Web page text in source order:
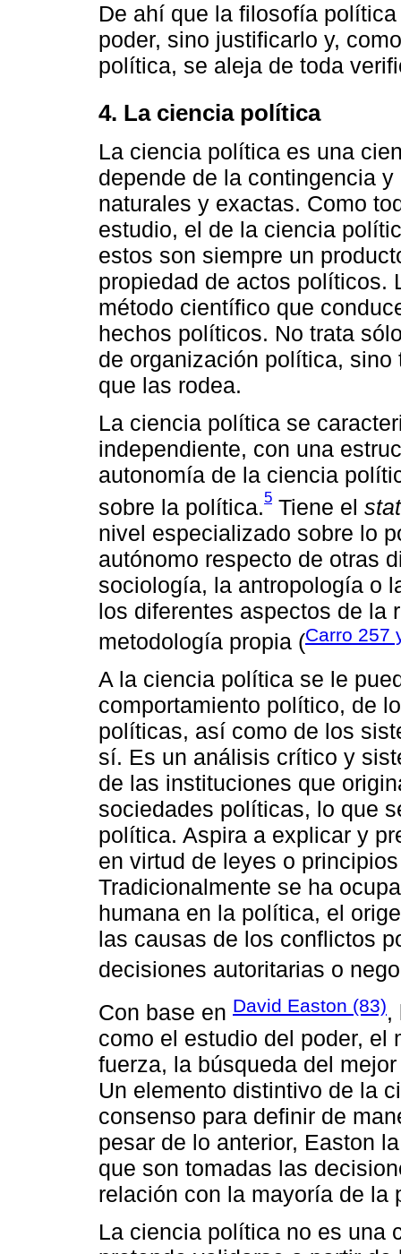
De ahí que la filosofía
poder, sino justificarlo y,
política, se aleja de toda
4. La ciencia política
La ciencia política es una
depende de la contingencia
naturales y exactas. Como
estudio, el de la ciencia
estos son siempre un
propiedad de actos políticos.
método científico que
hechos políticos. No trata
de organización política,
que las rodea.
La ciencia política se
independiente, con una
autonomía de la ciencia
sobre la política.5 Tiene el
nivel especializado sobre lo
autónomo respecto de otras
sociología, la antropología o
los diferentes aspectos de la
metodología propia (Carro 257
A la ciencia política se le
comportamiento político, de
políticas, así como de los
sí. Es un análisis crítico y
de las instituciones que
sociedades políticas, lo que
política. Aspira a explicar y
en virtud de leyes o
Tradicionalmente se ha
humana en la política, el
las causas de los conflictos
decisiones autoritarias o
Con base en David Easton (83),
como el estudio del poder, el
fuerza, la búsqueda del
Un elemento distintivo de la
consenso para definir de
pesar de lo anterior, Easton
que son tomadas las
relación con la mayoría de la
La ciencia política no es una